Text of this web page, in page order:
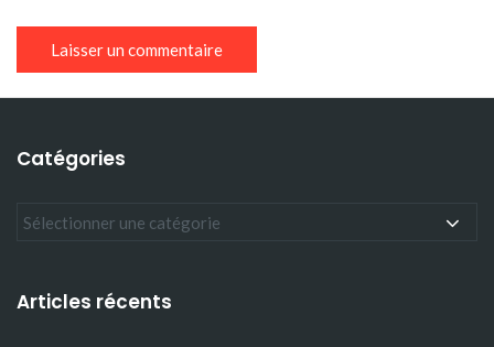
Catégories
Articles récents